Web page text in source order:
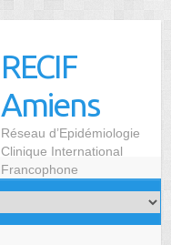
RECIF
Amiens
Réseau d’Epidémiologie
Clinique International
Francophone